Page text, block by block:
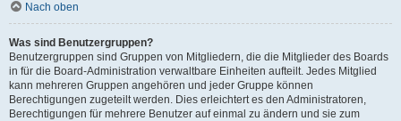
Nach oben
Was sind Benutzergruppen?
Benutzergruppen sind Gruppen von Mitgliedern, die die Mitglieder des Boards
in für die Board-Administration verwaltbare Einheiten aufteilt. Jedes Mitglied
kann mehreren Gruppen angehören und jeder Gruppe können
Berechtigungen zugeteilt werden. Dies erleichtert es den Administratoren,
Berechtigungen für mehrere Benutzer auf einmal zu ändern und sie zum